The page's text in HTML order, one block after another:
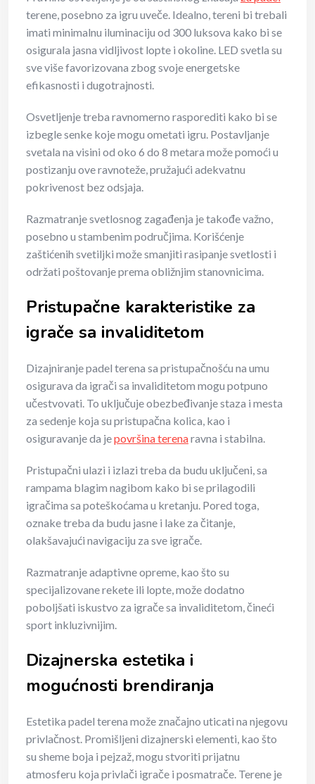
terene, posebno za igru uveče. Idealno, tereni bi trebali
imati minimalnu iluminaciju od 300 luksova kako bi se
osigurala jasna vidljivost lopte i okoline. LED svetla su
sve više favorizovana zbog svoje energetske
efikasnosti i dugotrajnosti.
Osvetljenje treba ravnomerno rasporediti kako bi se
izbegle senke koje mogu ometati igru. Postavljanje
svetala na visini od oko 6 do 8 metara može pomoći u
postizanju ove ravnoteže, pružajući adekvatnu
pokrivenost bez odsjaja.
Razmatranje svetlosnog zagađenja je takođe važno,
posebno u stambenim područjima. Korišćenje
zaštićenih svetiljki može smanjiti rasipanje svetlosti i
održati poštovanje prema obližnjim stanovnicima.
Pristupačne karakteristike za
igrače sa invaliditetom
Dizajniranje padel terena sa pristupačnošću na umu
osigurava da igrači sa invaliditetom mogu potpuno
učestvovati. To uključuje obezbeđivanje staza i mesta
za sedenje koja su pristupačna kolica, kao i
osiguravanje da jepovršina terenaravna i stabilna.
Pristupačni ulazi i izlazi treba da budu uključeni, sa
rampama blagim nagibom kako bi se prilagodili
igračima sa poteškoćama u kretanju. Pored toga,
oznake treba da budu jasne i lake za čitanje,
olakšavajući navigaciju za sve igrače.
Razmatranje adaptivne opreme, kao što su
specijalizovane rekete ili lopte, može dodatno
poboljšati iskustvo za igrače sa invaliditetom, čineći
sport inkluzivnijim.
Dizajnerska estetika i
mogućnosti brendiranja
Estetika padel terena može značajno uticati na njegovu
privlačnost. Promišljeni dizajnerski elementi, kao što
su sheme boja i pejzaž, mogu stvoriti prijatnu
atmosferu koja privlači igrače i posmatrače. Terene je